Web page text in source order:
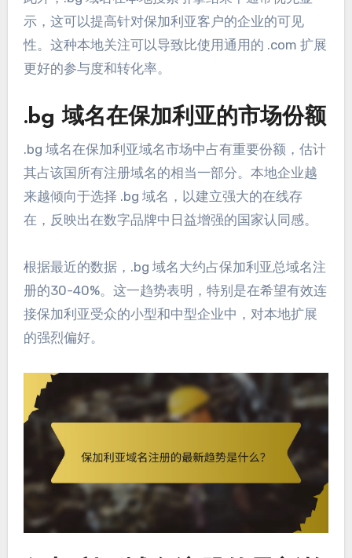
示，这可以提高针对保加利亚客户的企业的可见
性。这种本地关注可以导致比使用通用的 .com 扩展
更好的参与度和转化率。
.bg 域名在保加利亚的市场份额
.bg 域名在保加利亚域名市场中占有重要份额，估计
其占该国所有注册域名的相当一部分。本地企业越
来越倾向于选择 .bg 域名，以建立强大的在线存
在，反映出在数字品牌中日益增强的国家认同感。
根据最近的数据，.bg 域名大约占保加利亚总域名注
册的30-40%。这一趋势表明，特别是在希望有效连
接保加利亚受众的小型和中型企业中，对本地扩展
的强烈偏好。